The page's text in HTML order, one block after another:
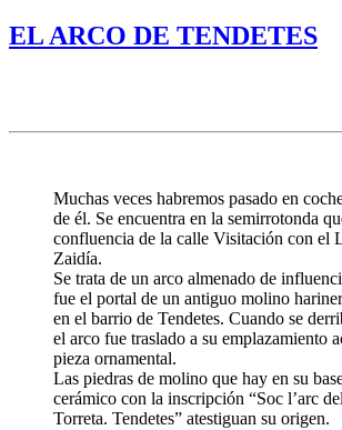
EL ARCO DE TENDETES
Muchas veces habremos pasado en
de él. Se encuentra en la semirrotonda
confluencia de la calle Visitación con el
Zaidía.
Se trata de un arco almenado de
fue el portal de un antiguo molino
en el barrio de Tendetes. Cuando se
el arco fue traslado a su emplazamiento
pieza ornamental.
Las piedras de molino que hay en su
cerámico con la inscripción “Soc l’arc
Torreta. Tendetes” atestiguan su origen.